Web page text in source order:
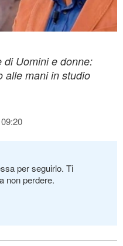
di Uomini e donne:
alle mani in studio
per seguirlo. Ti
non perdere.